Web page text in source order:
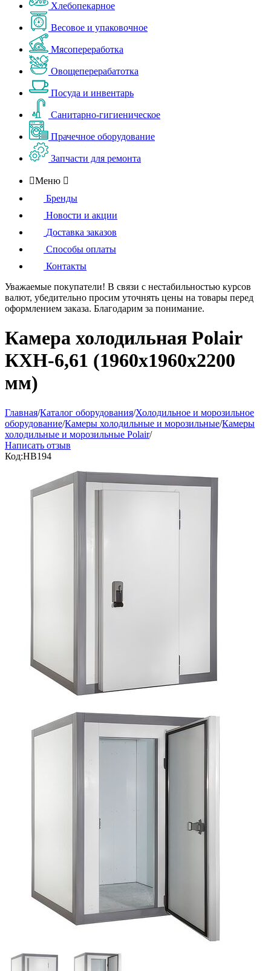
Хлебопекарное
Весовое и упаковочное
Мясопереработка
Овощеперерабатотка
Посуда и инвентарь
Санитарно-гигиеническое
Прачечное оборудование
Запчасти для ремонта
Меню 
Бренды
Новости и акции
Доставка заказов
Способы оплаты
Контакты
Уважаемые покупатели! В связи с нестабильностью курсов
валют, убедительно просим уточнять цены на товары перед
оформлением заказа. Благодарим за понимание.
Камера холодильная Polair
КХН-6,61 (1960х1960х2200
мм)
Главная/Каталог оборудования/Холодильное и морозильное
оборудование/Камеры холодильные и морозильные/Камеры
холодильные и морозильные Polair/
Написать отзыв
Код:HB194